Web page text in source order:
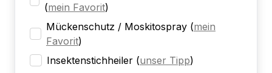
(mein Favorit)
Mückenschutz / Moskitospray (mein
Favorit)
Insektenstichheiler (unser Tipp)